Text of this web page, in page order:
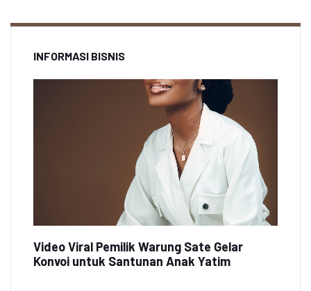
INFORMASI BISNIS
Video Viral Pemilik Warung Sate Gelar
Konvoi untuk Santunan Anak Yatim